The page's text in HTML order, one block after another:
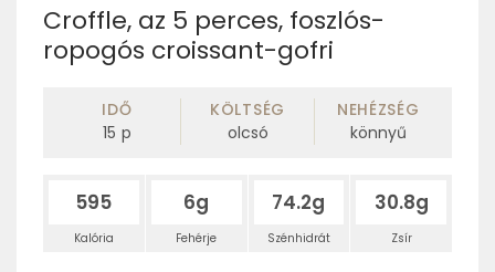
Croffle, az 5 perces, foszlós-
ropogós croissant-gofri
IDŐ
15 p
KÖLTSÉG
olcsó
NEHÉZSÉG
könnyű
595
Kalória
6g
Fehérje
74.2g
Szénhidrát
30.8g
Zsír